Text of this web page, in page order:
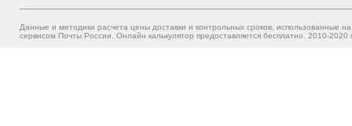
Данные и методики расчета цены доставки и контрольных сроков, использованные
сервисом Почты России. Онлайн калькулятор предоставляется бесплатно. 2010-2020